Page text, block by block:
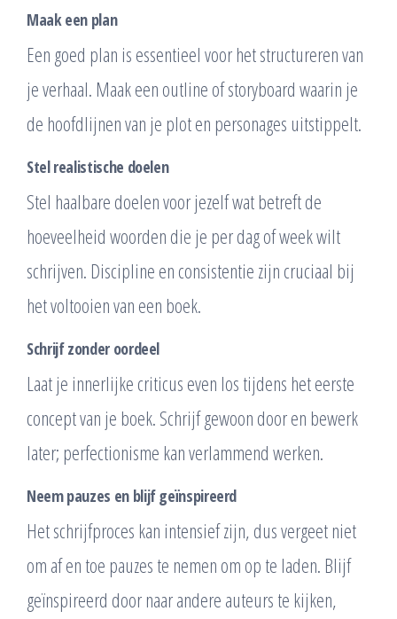
Maak een plan
Een goed plan is essentieel voor het structureren van
je verhaal. Maak een outline of storyboard waarin je
de hoofdlijnen van je plot en personages uitstippelt.
Stel realistische doelen
Stel haalbare doelen voor jezelf wat betreft de
hoeveelheid woorden die je per dag of week wilt
schrijven. Discipline en consistentie zijn cruciaal bij
het voltooien van een boek.
Schrijf zonder oordeel
Laat je innerlijke criticus even los tijdens het eerste
concept van je boek. Schrijf gewoon door en bewerk
later; perfectionisme kan verlammend werken.
Neem pauzes en blijf geïnspireerd
Het schrijfproces kan intensief zijn, dus vergeet niet
om af en toe pauzes te nemen om op te laden. Blijf
geïnspireerd door naar andere auteurs te kijken,